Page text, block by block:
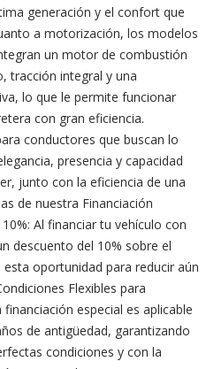
generación y el confort que
a motorización, los modelos
un motor de combustión
tracción integral y una
lo que le permite funcionar
con gran eficiencia.
conductores que buscan lo
presencia y capacidad
junto con la eficiencia de una
de nuestra Financiación
10%: Al financiar tu vehículo con
descuento del 10% sobre el
esta oportunidad para reducir aún
Flexibles para
especial es aplicable
de antigüedad, garantizando
condiciones y con la